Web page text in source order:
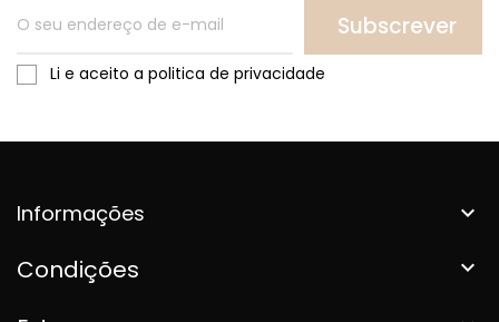
Subscrever
Li e aceito a politica de privacidade
Informações 
Condições 